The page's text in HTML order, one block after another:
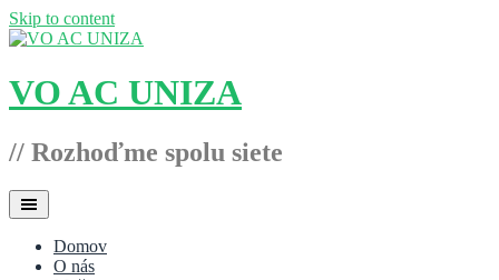
Skip to content
VO AC UNIZA
// Rozhoďme spolu siete
Domov
O nás